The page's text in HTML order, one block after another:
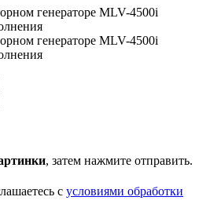
генераторе MLV-4500i
генераторе MLV-4500i
, затем нажмите отправить.
с условиями обработки